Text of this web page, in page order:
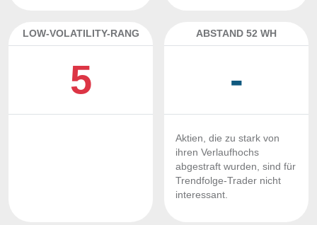
LOW-VOLATILITY-RANG
5
ABSTAND 52 WH
-
Aktien, die zu stark von
ihren Verlaufhochs
abgestraft wurden, sind für
Trendfolge-Trader nicht
interessant.